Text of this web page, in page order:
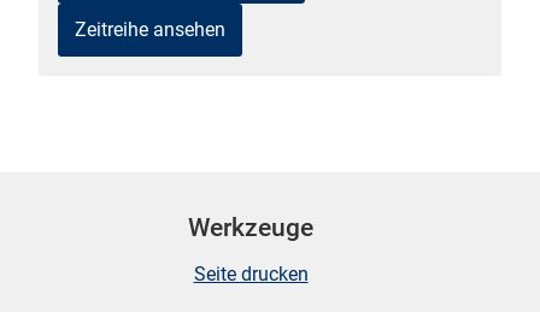
Zeitreihe ansehen
Werkzeuge
Seite drucken